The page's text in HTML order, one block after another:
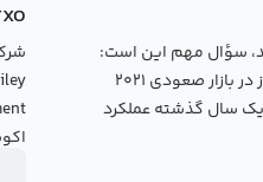
خرید فیوژن بروید.
سؤال مهم این است:
دوج بخریم یا سولانا؟ هر دو رمزارز در بازار صعودی ۲۰۲۱
یک سال گذشته عملکرد